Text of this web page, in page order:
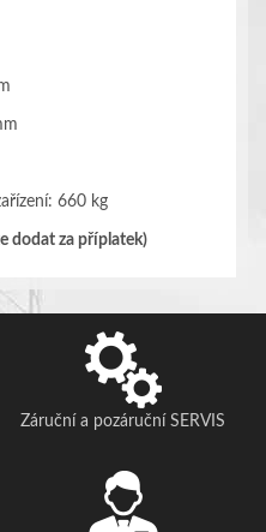
660 kg
dodat za příplatek)
Záruční a pozáruční SERVIS